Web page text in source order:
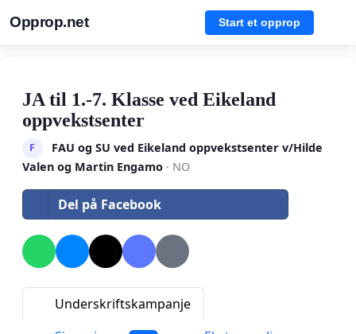
Opprop.net Start et opprop
JA til 1.-7. Klasse ved Eikeland
oppvekstsenter
F
FAU og SU ved Eikeland oppvekstsenter v/Hilde
Valen og Martin Engamo · NO
Del på Facebook
Underskriftskampanje